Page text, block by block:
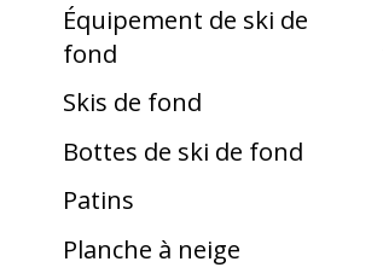
Équipement de ski de
fond
Skis de fond
Bottes de ski de fond
Patins
Planche à neige